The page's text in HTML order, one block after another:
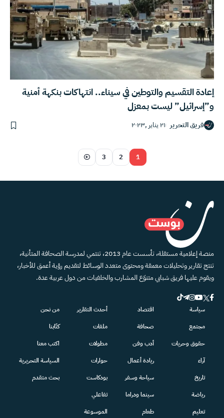
إعادة التقسيم والتوطين في سيناء.. انتهاكات بنكهة أمنية
و”إسرائيل” ليست بمعزل
فريق التحرير ٢١ يناير ,٢٠٢٣
1
2
3
منصة إعلامية مستقلة، تأسست عام 2013، تنتمي لمدرسة الصحافة المتأنية،
تنتج تقارير وتحليلات معمقة ومحتوى متعدد الوسائط لتقديم رؤية أعمق للأخبار،
ويقوم عليها فريق شبابي متنوّع المشارب والخلفيات من دول عربية عدة.
سياسة
مجتمع
حقوق وحريات
آراء
تاريخ
رياضة
تعليم
اقتصاد
صحافة
أدب وفن
ريادة أعمال
سياحة وسفر
سينما ودراما
طعام
أحدث التقارير
ملفات
مطولات
حوارات
بودكاست
تفاعلي
الموسوعة
من نحن
كتّابنا
اكتب معنا
السياسة التحريرية
بحث متقدم